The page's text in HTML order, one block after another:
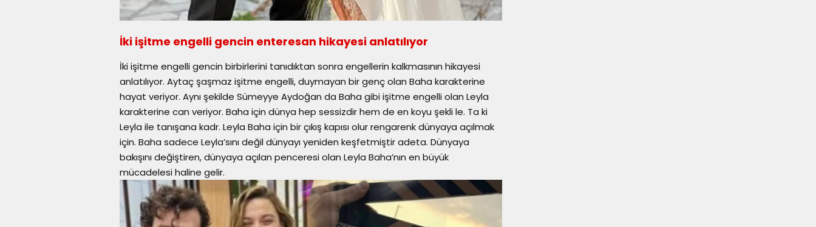
İki işitme engelli gencin enteresan hikayesi anlatılıyor
İki işitme engelli gencin birbirlerini tanıdıktan sonra engellerin kalkmasının hikayesi
anlatılıyor. Aytaç şaşmaz işitme engelli, duymayan bir genç olan Baha karakterine
hayat veriyor. Aynı şekilde Sümeyye Aydoğan da Baha gibi işitme engelli olan Leyla
karakterine can veriyor. Baha için dünya hep sessizdir hem de en koyu şekli le. Ta ki
Leyla ile tanışana kadr. Leyla Baha için bir çıkış kapısı olur rengarenk dünyaya açılmak
için. Baha sadece Leyla’sını değil dünyayı yeniden keşfetmiştir adeta. Dünyaya
bakışını değiştiren, dünyaya açılan penceresi olan Leyla Baha’nın en büyük
mücadelesi haline gelir.